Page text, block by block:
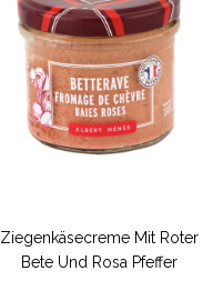
Ziegenkäsecreme Mit Roter
Bete Und Rosa Pfeffer